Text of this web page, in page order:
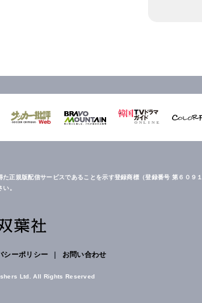
正規版配信サービスであることを示す登録商標（登録番号 第６０９１
。
シーポリシー お問い合わせ
Ltd. All Rights Reserved